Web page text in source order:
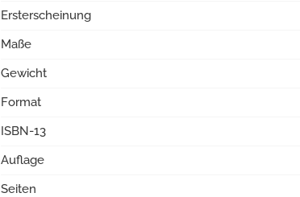
Ersterscheinung
Maße
Gewicht
Format
ISBN-13
Auflage
Seiten